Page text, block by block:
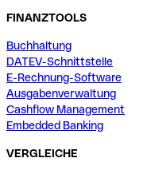
FINANZTOOLS
Buchhaltung
DATEV-Schnittstelle
E-Rechnung-Software
Ausgabenverwaltung
Cashflow Management
Embedded Banking
VERGLEICHE